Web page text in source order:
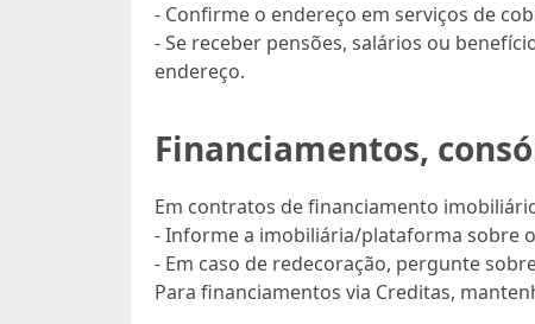
- Confirme o endereço em serviços de
- Se receber pensões, salários ou
endereço.
Financiamentos,
Em contratos de financiamento
- Informe a imobiliária/plataforma sobre
- Em caso de redecoração, pergunte
Para financiamentos via Creditas,